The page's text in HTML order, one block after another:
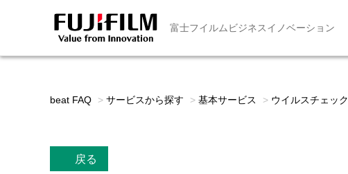
富士フイルムビジネスイノベーション
beat FAQ > サービスから探す > 基本サービス > ウイルスチェック
戻る